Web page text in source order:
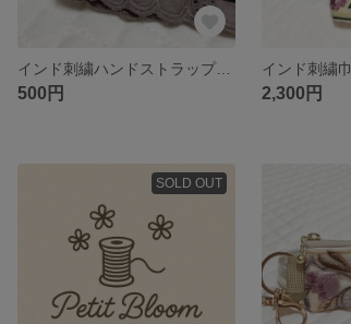
インド刺繍ハンドストラップ♡猫
500円 2,300円
SOLD OUT